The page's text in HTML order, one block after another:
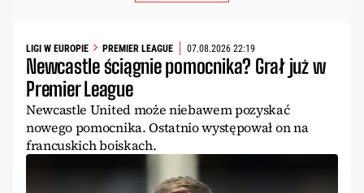
LIGI W EUROPIE PREMIER LEAGUE 07.08.2026 22:19
Newcastle ściągnie pomocnika? Grał już w
Premier League
Newcastle United może niebawem pozyskać
nowego pomocnika. Ostatnio występował on na
francuskich boiskach.